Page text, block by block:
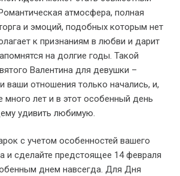
атмосфера, полная
и эмоций, подобных которым нет
к признаниям в любви и дарит
на долгие годы. Такой
Валентина для девушки –
ваши отношения только начались, и,
много лет и в этот особенный день
удивить любимую.
с учетом особенностей вашего
и сделайте предстоящее 14 февраля
днем навсегда. Для Дня